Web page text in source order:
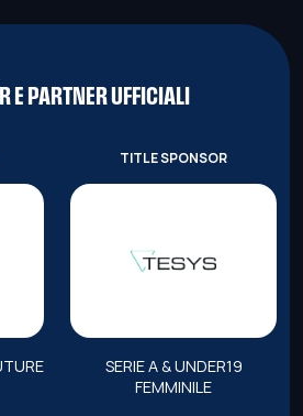
E PARTNER UFFICIALI
TITLE SPONSOR
SERIE A & UNDER19
FEMMINILE